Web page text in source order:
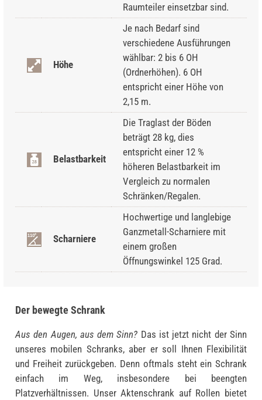
Raumteiler einsetzbar sind.
Höhe
Je nach Bedarf sind
verschiedene Ausführungen
wählbar: 2 bis 6 OH
(Ordnerhöhen). 6 OH
entspricht einer Höhe von
2,15 m.
Belastbarkeit
Die Traglast der Böden
beträgt 28 kg, dies
entspricht einer 12 %
höheren Belastbarkeit im
Vergleich zu normalen
Schränken/Regalen.
Scharniere
Hochwertige und langlebige
Ganzmetall-Scharniere mit
einem großen
Öffnungswinkel 125 Grad.
Der bewegte Schrank
Aus den Augen, aus dem Sinn? Das ist jetzt nicht der Sinn
unseres mobilen Schranks, aber er soll Ihnen Flexibilität
und Freiheit zurückgeben. Denn oftmals steht ein Schrank
einfach im Weg, insbesondere bei beengten
Platzverhältnissen. Unser Aktenschrank auf Rollen bietet